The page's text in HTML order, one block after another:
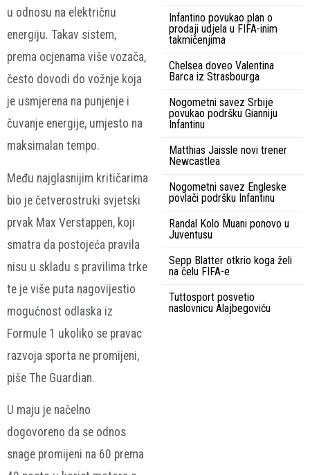
u odnosu na električnu
energiju. Takav sistem,
prema ocjenama više vozača,
često dovodi do vožnje koja
je usmjerena na punjenje i
čuvanje energije, umjesto na
maksimalan tempo.
Među najglasnijim kritičarima
bio je četverostruki svjetski
prvak Max Verstappen, koji
smatra da postojeća pravila
nisu u skladu s pravilima trke
te je više puta nagovijestio
mogućnost odlaska iz
Formule 1 ukoliko se pravac
razvoja sporta ne promijeni,
piše The Guardian.
U maju je načelno
dogovoreno da se odnos
snage promijeni na 60 prema
Infantino povukao plan o
prodaji udjela u FIFA-inim
takmičenjima
Chelsea doveo Valentina
Barca iz Strasbourga
Nogometni savez Srbije
povukao podršku Gianniju
Infantinu
Matthias Jaissle novi trener
Newcastlea
Nogometni savez Engleske
povlači podršku Infantinu
Randal Kolo Muani ponovo u
Juventusu
Sepp Blatter otkrio koga želi
na čelu FIFA-e
Tuttosport posvetio
naslovnicu Alajbegoviću